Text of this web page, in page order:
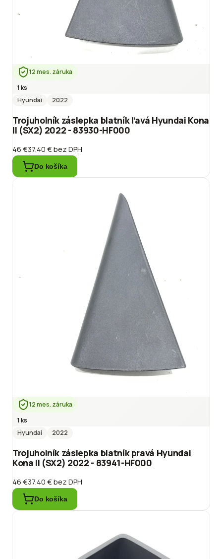
12 mes. záruka
1 ks
Hyundai
2022
Trojuholník záslepka blatník ľavá Hyundai Kona
II (SX2) 2022 - 83930-HF000
46 €37.40 €bez DPH
Do košíka
12 mes. záruka
1 ks
Hyundai
2022
Trojuholník záslepka blatník pravá Hyundai
Kona II (SX2) 2022 - 83941-HF000
46 €37.40 €bez DPH
Do košíka